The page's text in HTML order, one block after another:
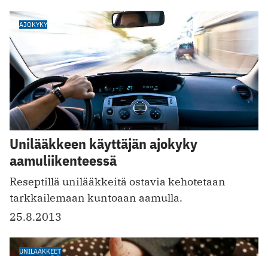
AJOKYKY
Unilääkkeen käyttäjän ajokyky
aamuliikenteessä
Reseptillä unilääkkeitä ostavia kehotetaan
tarkkailemaan kuntoaan aamulla.
25.8.2013
UNILÄÄKKEET